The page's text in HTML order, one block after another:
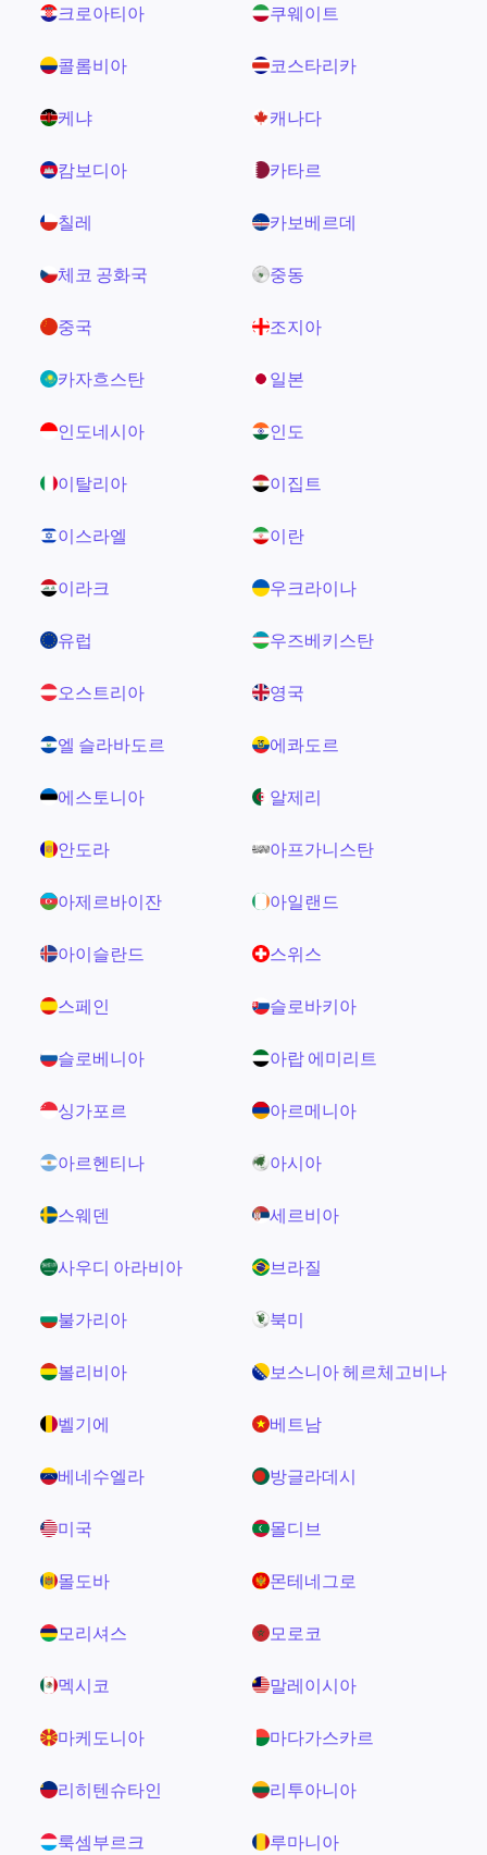
크로아티아 쿠웨이트
콜롬비아 코스타리카
케냐 캐나다
캄보디아 카타르
칠레 카보베르데
체코 공화국 중동
중국 조지아
카자흐스탄 일본
인도네시아 인도
이탈리아 이집트
이스라엘 이란
이라크 우크라이나
유럽 우즈베키스탄
오스트리아 영국
엘 슬라바도르 에콰도르
에스토니아 알제리
안도라 아프가니스탄
아제르바이잔 아일랜드
아이슬란드 스위스
스페인 슬로바키아
슬로베니아 아랍 에미리트
싱가포르 아르메니아
아르헨티나 아시아
스웨덴 세르비아
사우디 아라비아 브라질
불가리아 북미
볼리비아 보스니아 헤르체고비나
벨기에 베트남
베네수엘라 방글라데시
미국 몰디브
몰도바 몬테네그로
모리셔스 모로코
멕시코 말레이시아
마케도니아 마다가스카르
리히텐슈타인 리투아니아
룩셈부르크 루마니아